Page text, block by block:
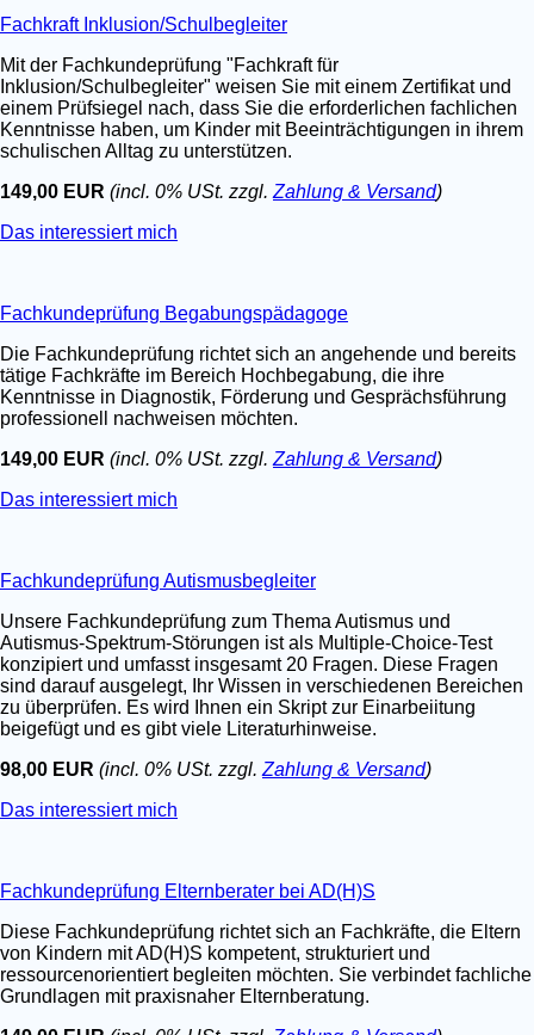
Fachkraft Inklusion/Schulbegleiter
Mit der Fachkundeprüfung "Fachkraft für
Inklusion/Schulbegleiter" weisen Sie mit einem Zertifikat und
einem Prüfsiegel nach, dass Sie die erforderlichen fachlichen
Kenntnisse haben, um Kinder mit Beeinträchtigungen in ihrem
schulischen Alltag zu unterstützen.
149,00 EUR (incl. 0% USt. zzgl. Zahlung & Versand)
Das interessiert mich
Fachkundeprüfung Begabungspädagoge
Die Fachkundeprüfung richtet sich an angehende und bereits
tätige Fachkräfte im Bereich Hochbegabung, die ihre
Kenntnisse in Diagnostik, Förderung und Gesprächsführung
professionell nachweisen möchten.
149,00 EUR (incl. 0% USt. zzgl. Zahlung & Versand)
Das interessiert mich
Fachkundeprüfung Autismusbegleiter
Unsere Fachkundeprüfung zum Thema Autismus und
Autismus-Spektrum-Störungen ist als Multiple-Choice-Test
konzipiert und umfasst insgesamt 20 Fragen. Diese Fragen
sind darauf ausgelegt, Ihr Wissen in verschiedenen Bereichen
zu überprüfen. Es wird Ihnen ein Skript zur Einarbeiitung
beigefügt und es gibt viele Literaturhinweise.
98,00 EUR (incl. 0% USt. zzgl. Zahlung & Versand)
Das interessiert mich
Fachkundeprüfung Elternberater bei AD(H)S
Diese Fachkundeprüfung richtet sich an Fachkräfte, die Eltern
von Kindern mit AD(H)S kompetent, strukturiert und
ressourcenorientiert begleiten möchten. Sie verbindet fachliche
Grundlagen mit praxisnaher Elternberatung.